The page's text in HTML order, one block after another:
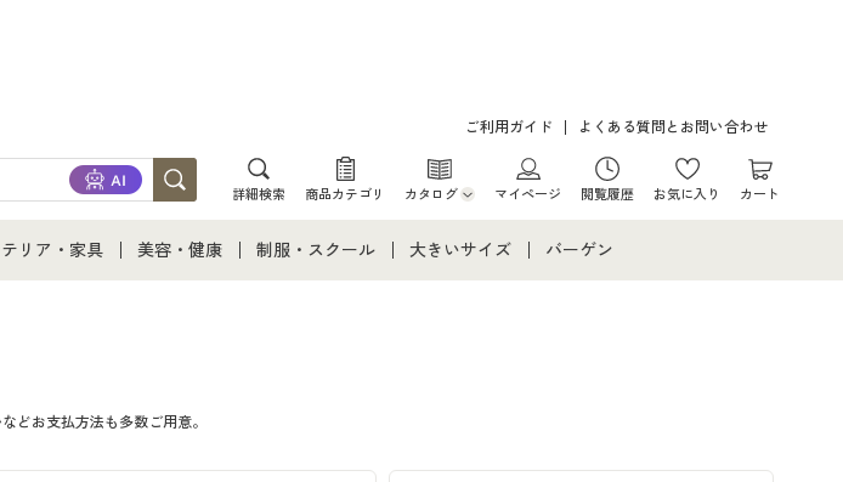
ご利用ガイド よくある質問とお問い合わせ
詳細検索 商品カテゴリ カタログ
カタログ・チラシからのご注文
マイページ 閲覧履歴 お気に入り カート
リア・家具 美容・健康 制服・スクール 大きいサイズ バーゲン
どお支払方法も多数ご用意。